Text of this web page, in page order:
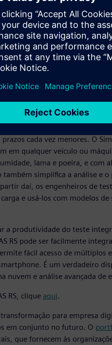
Simcenter™ SCADAS™ RS ,
Com o Simcenter SCADAS
de medições em
de transporte. É a mais
em protótipos
Além disso, as
cada vez menores. O
em qualquer veículo ou
lama e poeira, e com
simplifica a análise e
daí, os engenheiros de
e usá-los com modelos
produtividade do teste
RS pode ser facilmente
fácil acesso de múltiplos
É um verdadeiro
nuvem e análise avançada de
RS, clique aqui.
para empresa
em conjunto no futuro. O
que fornecem às